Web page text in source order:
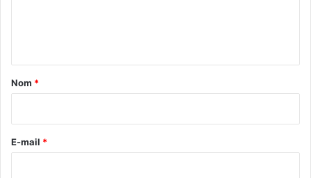
a
e
Nom *
E-mail *